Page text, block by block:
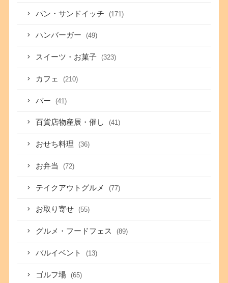
パン・サンドイッチ (171)
ハンバーガー (49)
スイーツ・お菓子 (323)
カフェ (210)
バー (41)
百貨店物産展・催し (41)
おせち料理 (36)
お弁当 (72)
テイクアウトグルメ (77)
お取り寄せ (55)
グルメ・フードフェス (89)
バルイベント (13)
ゴルフ場 (65)